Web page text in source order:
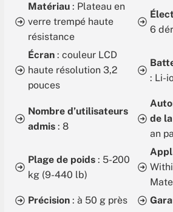
Matériau : Plateau en
verre trempé haute
résistance
6
Écran : couleur LCD
haute résolution 3,2
pouces
: Li-
Nombre d’utilisateurs
admis: 8
de
an
Plage de poids: 5-200
kg (9-440 lb)
Précision: à 50 g près